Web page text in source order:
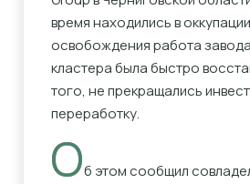
время находились в
освобождения работа
кластера была быстро
того, не прекращались
переработку.
Об этом сообщил